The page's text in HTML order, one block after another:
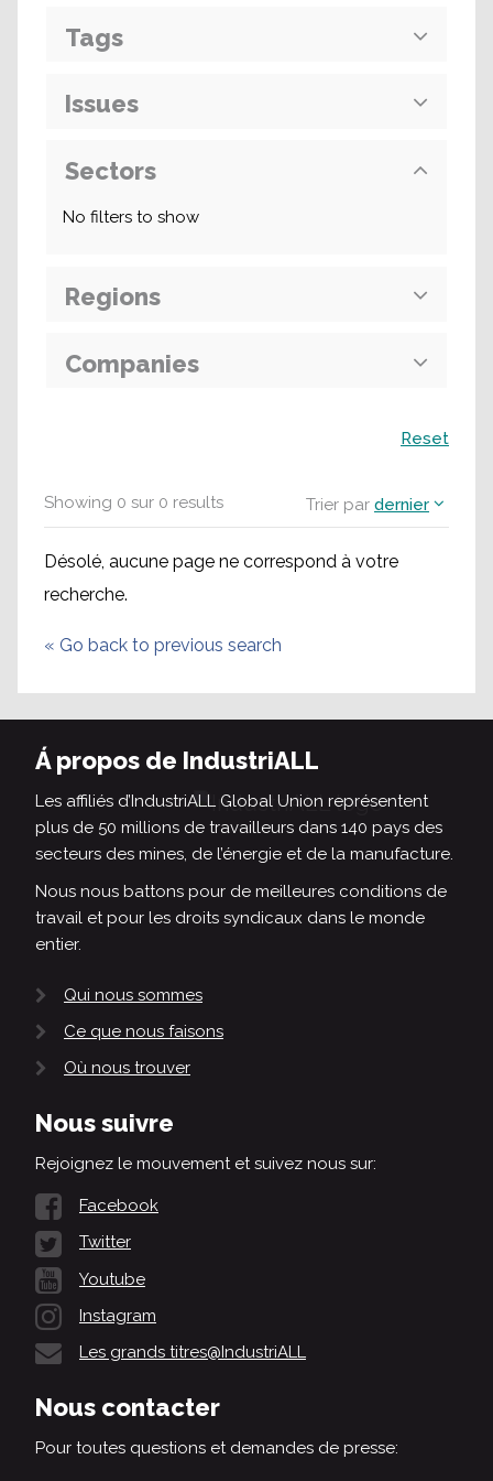
Showing 0 sur 0 results Trier par dernier
Désolé, aucune page ne correspond à votre
recherche.
« Go back to previous search
Tags
Issues
Sectors
No filters to show
Regions
Companies
Reset
Á propos de IndustriALL
Les affiliés d’IndustriALL Global Union représentent
plus de 50 millions de travailleurs dans 140 pays des
secteurs des mines, de l’énergie et de la manufacture.
Nous nous battons pour de meilleures conditions de
travail et pour les droits syndicaux dans le monde
entier.
Qui nous sommes
Ce que nous faisons
Où nous trouver
Nous suivre
Rejoignez le mouvement et suivez nous sur:
Facebook
Twitter
Youtube
Instagram
Les grands titres@IndustriALL
Nous contacter
Pour toutes questions et demandes de presse: